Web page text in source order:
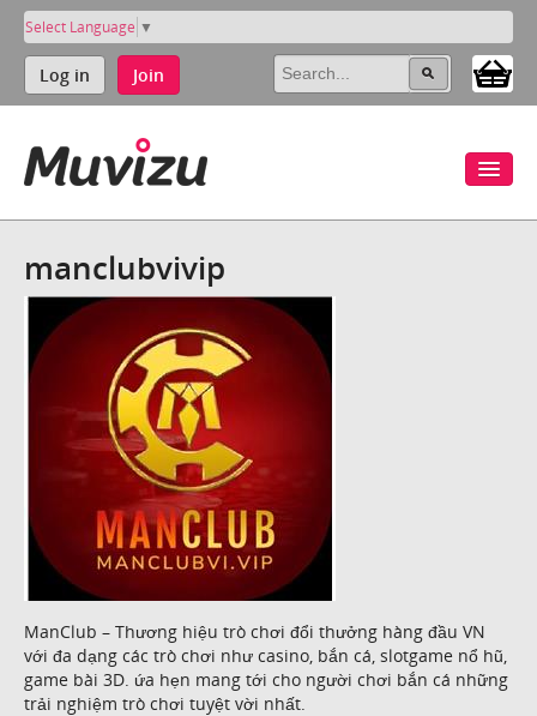
Select Language ▼
Log in Join
manclubvivip
ManClub – Thương hiệu trò chơi đổi thưởng hàng đầu VN
với đa dạng các trò chơi như casino, bắn cá, slotgame nổ hũ,
game bài 3D. ứa hẹn mang tới cho người chơi bắn cá những
trải nghiệm trò chơi tuyệt vời nhất.